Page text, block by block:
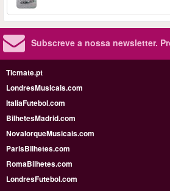
Subscreve a nossa newsletter.
Ticmate.pt
LondresMusicais.com
ItaliaFutebol.com
BilhetesMadrid.com
NovaIorqueMusicais.com
ParisBilhetes.com
RomaBilhetes.com
LondresFutebol.com